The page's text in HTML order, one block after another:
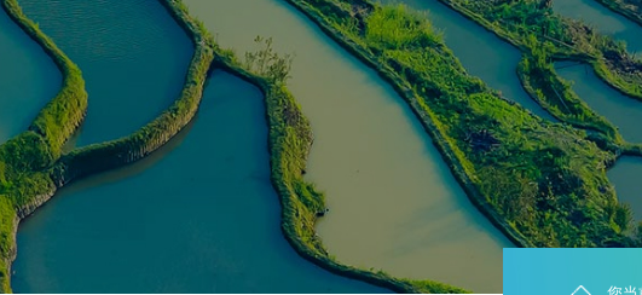
企业风采 企业文化 资质荣誉 发展历程
标普简介 标普旗舰店 标普新闻 飞防五事
全丰航空TP-22 全丰航空TP-22热雾机 自由鹰TP-32
全球鹰 飞防专用药剂 全球鹰-遥感无人机
学员风采 招生启事 新型农民培训
企业视频 媒体报道 植保作业
行业资讯 公司动态 领导关怀 植保知识
资料下载 联系我们 在线留言 证书查询